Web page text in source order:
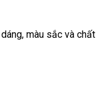
màu sắc và